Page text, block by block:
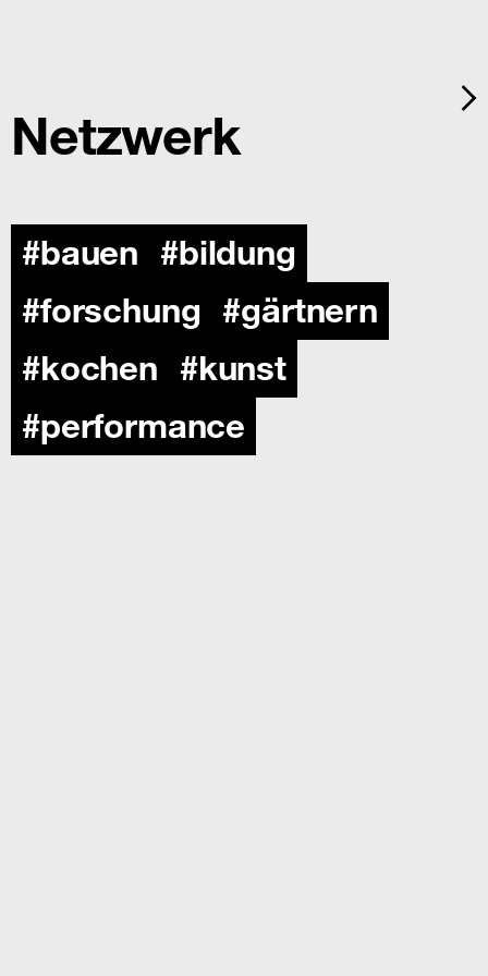
Netzwerk
bauen
bildung
forschung
gärtnern
kochen
kunst
performance